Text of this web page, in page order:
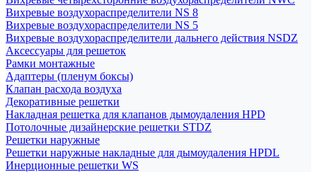
Вихревые воздухораспределители NS 8
Вихревые воздухораспределители NS 5
Вихревые воздухораспределители дальнего действия NSDZ
Аксессуары для решеток
Рамки монтажные
Адаптеры (пленум боксы)
Клапан расхода воздуха
Декоративные решетки
Накладная решетка для клапанов дымоудаления HPD
Потолочные дизайнерские решетки STDZ
Решетки наружные
Решетки наружные накладные для дымоудаления HPDL
Инерционные решетки WS